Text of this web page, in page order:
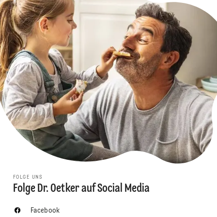
FOLGE UNS
Folge Dr. Oetker auf Social Media
Facebook